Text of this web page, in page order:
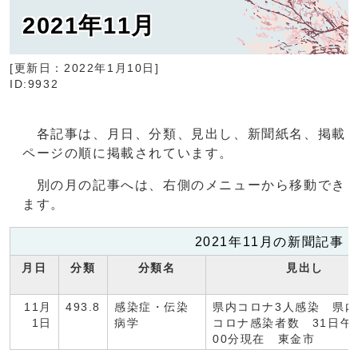
2021年11月
[更新日： 2022年1月10日 ]
ID:9932
各記事は、月日、分類、見出し、新聞紙名、掲載
ページの順に掲載されています。
別の月の記事へは、右側のメニューから移動でき
ます。
2021年11月の新聞記事
月日 分類 分類名 見出し
11月
1日
493.8
感染症・伝染
病学
県内コロナ3人感染 県
コロナ感染者数 31日午
00分現在 東金市